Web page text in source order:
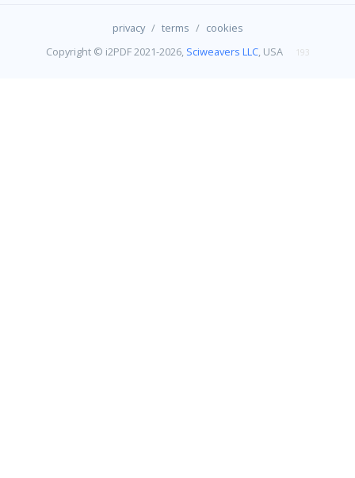
privacy / terms / cookies
Copyright © i2PDF 2021-2026, Sciweavers LLC, USA 193